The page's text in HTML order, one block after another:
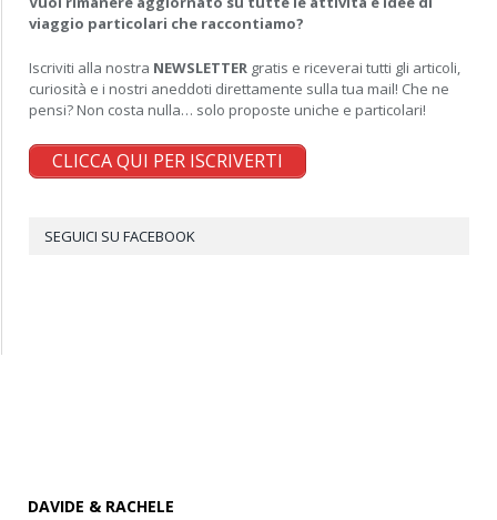
viaggio particolari che raccontiamo?
Iscriviti alla nostra NEWSLETTER gratis e riceverai tutti gli articoli,
curiosità e i nostri aneddoti direttamente sulla tua mail! Che ne
pensi? Non costa nulla… solo proposte uniche e particolari!
CLICCA QUI PER ISCRIVERTI
SEGUICI SU FACEBOOK
DAVIDE & RACHELE